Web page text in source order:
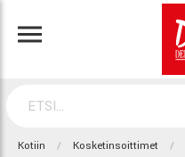
Kotiin Kosketinsoittimet